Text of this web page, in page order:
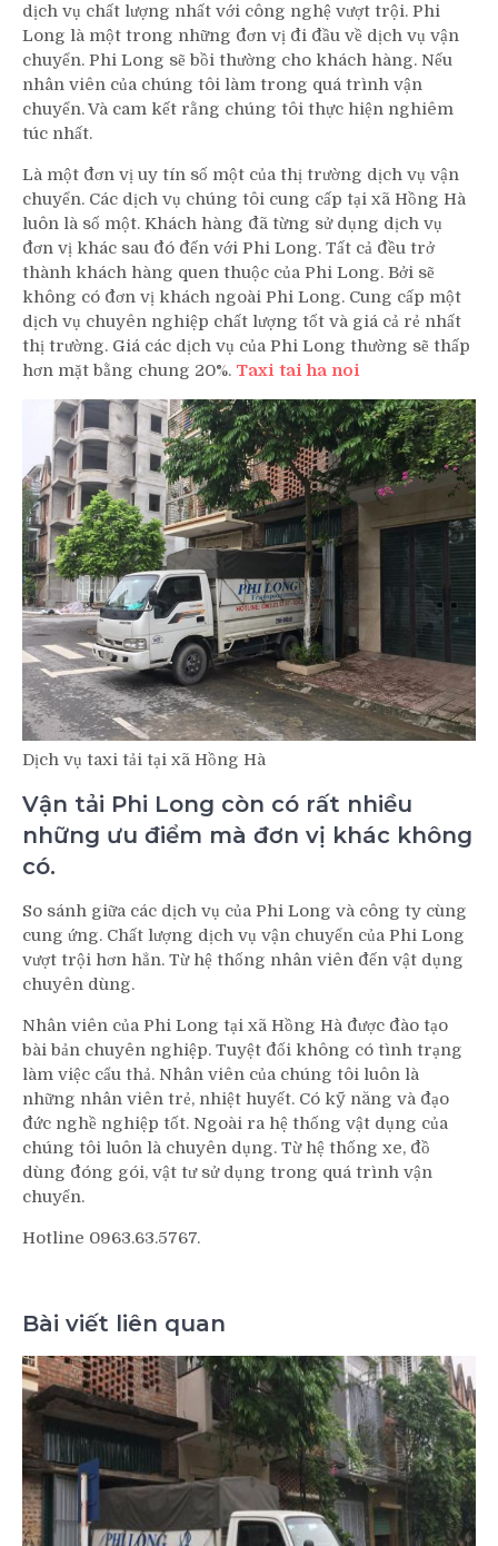
dịch vụ chất lượng nhất với công nghệ vượt trội. Phi
Long là một trong những đơn vị đi đầu về dịch vụ vận
chuyển. Phi Long sẽ bồi thường cho khách hàng. Nếu
nhân viên của chúng tôi làm trong quá trình vận
chuyển. Và cam kết rằng chúng tôi thực hiện nghiêm
túc nhất.
Là một đơn vị uy tín số một của thị trường dịch vụ vận
chuyển. Các dịch vụ chúng tôi cung cấp tại xã Hồng Hà
luôn là số một. Khách hàng đã từng sử dụng dịch vụ
đơn vị khác sau đó đến với Phi Long. Tất cả đều trở
thành khách hàng quen thuộc của Phi Long. Bởi sẽ
không có đơn vị khách ngoài Phi Long. Cung cấp một
dịch vụ chuyên nghiệp chất lượng tốt và giá cả rẻ nhất
thị trường. Giá các dịch vụ của Phi Long thường sẽ thấp
hơn mặt bằng chung 20%. Taxi tai ha noi
Dịch vụ taxi tải tại xã Hồng Hà
Vận tải Phi Long còn có rất nhiều
những ưu điểm mà đơn vị khác không
có.
So sánh giữa các dịch vụ của Phi Long và công ty cùng
cung ứng. Chất lượng dịch vụ vận chuyển của Phi Long
vượt trội hơn hẳn. Từ hệ thống nhân viên đến vật dụng
chuyên dùng.
Nhân viên của Phi Long tại xã Hồng Hà được đào tạo
bài bản chuyên nghiệp. Tuyệt đối không có tình trạng
làm việc cẩu thả. Nhân viên của chúng tôi luôn là
những nhân viên trẻ, nhiệt huyết. Có kỹ năng và đạo
đức nghề nghiệp tốt. Ngoài ra hệ thống vật dụng của
chúng tôi luôn là chuyên dụng. Từ hệ thống xe, đồ
dùng đóng gói, vật tư sử dụng trong quá trình vận
chuyển.
Hotline 0963.63.5767.
Bài viết liên quan